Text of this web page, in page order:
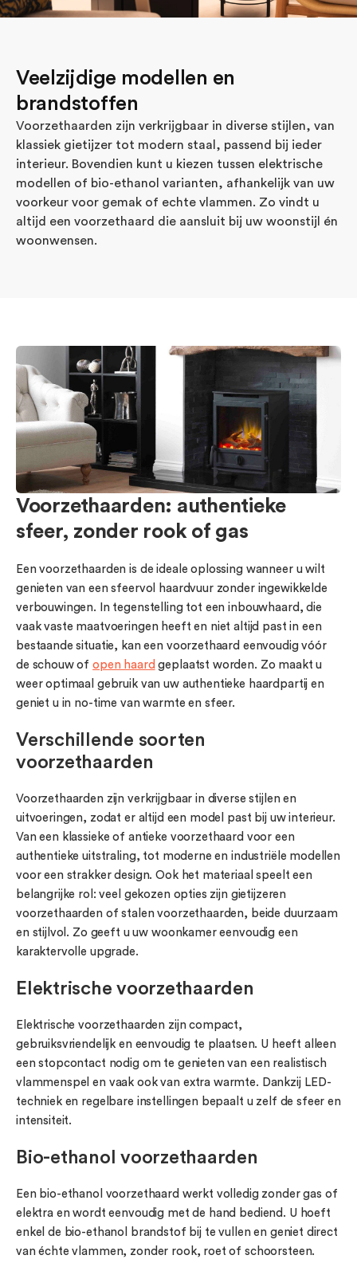
Veelzijdige modellen en
brandstoffen
Voorzethaarden zijn verkrijgbaar in diverse stijlen, van
klassiek gietijzer tot modern staal, passend bij ieder
interieur. Bovendien kunt u kiezen tussen elektrische
modellen of bio-ethanol varianten, afhankelijk van uw
voorkeur voor gemak of echte vlammen. Zo vindt u
altijd een voorzethaard die aansluit bij uw woonstijl én
woonwensen.
Voorzethaarden: authentieke
sfeer, zonder rook of gas
Een voorzethaarden is de ideale oplossing wanneer u wilt
genieten van een sfeervol haardvuur zonder ingewikkelde
verbouwingen. In tegenstelling tot een inbouwhaard, die
vaak vaste maatvoeringen heeft en niet altijd past in een
bestaande situatie, kan een voorzethaard eenvoudig vóór
de schouw ofopen haard geplaatst worden. Zo maakt u
weer optimaal gebruik van uw authentieke haardpartij en
geniet u in no-time van warmte en sfeer.
Verschillende soorten
voorzethaarden
Voorzethaarden zijn verkrijgbaar in diverse stijlen en
uitvoeringen, zodat er altijd een model past bij uw interieur.
Van een klassieke of antieke voorzethaard voor een
authentieke uitstraling, tot moderne en industriële modellen
voor een strakker design. Ook het materiaal speelt een
belangrijke rol: veel gekozen opties zijn gietijzeren
voorzethaarden of stalen voorzethaarden, beide duurzaam
en stijlvol. Zo geeft u uw woonkamer eenvoudig een
karaktervolle upgrade.
Elektrische voorzethaarden
Elektrische voorzethaarden zijn compact,
gebruiksvriendelijk en eenvoudig te plaatsen. U heeft alleen
een stopcontact nodig om te genieten van een realistisch
vlammenspel en vaak ook van extra warmte. Dankzij LED-
techniek en regelbare instellingen bepaalt u zelf de sfeer en
intensiteit.
Bio-ethanol voorzethaarden
Een bio-ethanol voorzethaard werkt volledig zonder gas of
elektra en wordt eenvoudig met de hand bediend. U hoeft
enkel de bio-ethanol brandstof bij te vullen en geniet direct
van échte vlammen, zonder rook, roet of schoorsteen.